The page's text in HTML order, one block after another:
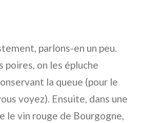
parlons-en un peu.
poires, on les épluche
la queue (pour le
voyez). Ensuite, dans une
le vin rouge de Bourgogne,